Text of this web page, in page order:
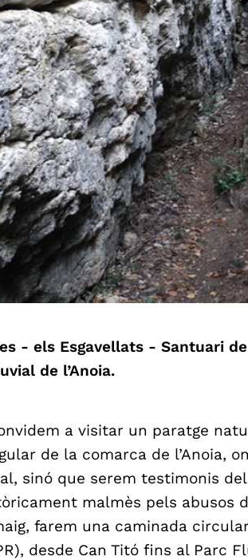
- els Esgavellats - Santuari
de l’Anoia.
a visitar un paratge
de la comarca de l’Anoia,
sinó que serem testimonis
malmès pels abusos
farem una caminada
desde Can Titó fins al Parc